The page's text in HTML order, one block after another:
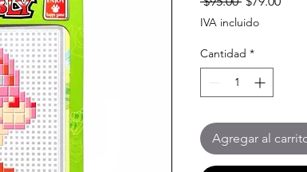
IVA incluido
Cantidad *
Agregar al